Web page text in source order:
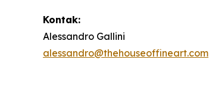
Kontak:
Alessandro Gallini
alessandro@thehouseoffineart.com